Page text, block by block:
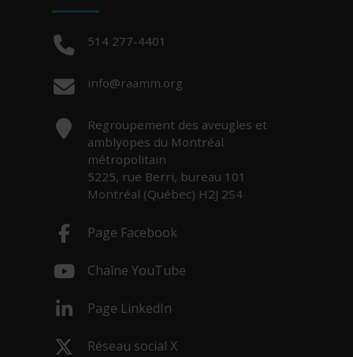
Téléphone :
514 277-4401
Courriel :
info@raamm.org
Adresse :
Regroupement des aveugles et
amblyopes du Montréal
métropolitain
5225, rue Berri, bureau 101
Montréal (Québec) H2J 2S4
Page Facebook
Chaîne YouTube
Page LinkedIn
Réseau social X